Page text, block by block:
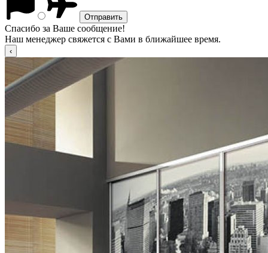
Спасибо за Ваше сообщение!
Наш менеджер свяжется с Вами в ближайшее время.